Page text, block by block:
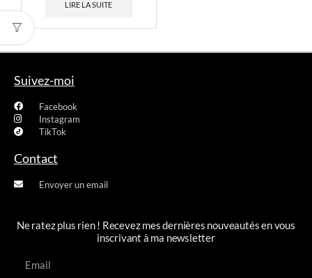
LIRE LA SUITE
Suivez-moi
Facebook
Instagram
TikTok
Contact
Envoyer un email
Ne ratez plus rien ! Recevez mes dernières nouveautés en vous
inscrivant à ma newsletter